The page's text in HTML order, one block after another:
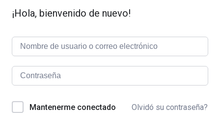
¡Hola, bienvenido de nuevo!
Mantenerme conectado Olvidó su contraseña?